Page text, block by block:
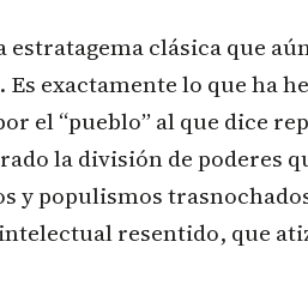
clásica que
exactamente lo que ha
el “pueblo” al que dice
la división de poderes
y populismos
resentido, que